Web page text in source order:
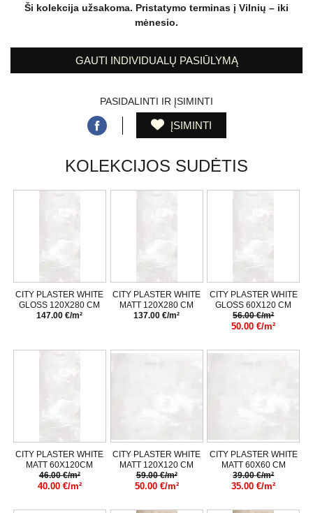
Ši kolekcija užsakoma. Pristatymo terminas į Vilnių – iki
mėnesio.
GAUTI INDIVIDUALŲ PASIŪLYMĄ
PASIDALINTI IR ĮSIMINTI
ĮSIMINTI
KOLEKCIJOS SUDĖTIS
CITY PLASTER WHITE
GLOSS 120X280 CM
147.00 €/m²
CITY PLASTER WHITE
MATT 120X280 CM
137.00 €/m²
CITY PLASTER WHITE
GLOSS 60X120 CM
56.00 €/m²
50.00 €/m²
CITY PLASTER WHITE
MATT 60X120CM
46.00 €/m²
40.00 €/m²
CITY PLASTER WHITE
MATT 120X120 CM
59.00 €/m²
50.00 €/m²
CITY PLASTER WHITE
MATT 60X60 CM
39.00 €/m²
35.00 €/m²